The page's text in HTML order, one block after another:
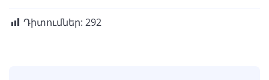
Դիտումներ: 292